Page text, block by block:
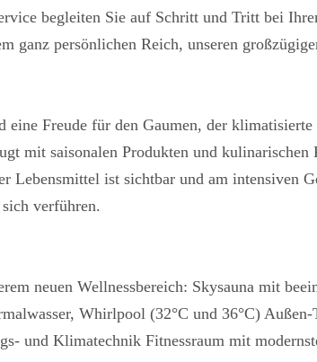
begleiten Sie auf Schritt und Tritt bei
ganz persönlichen Reich, unseren
eine Freude für den Gaumen, der
mit saisonalen Produkten und
Lebensmittel ist sichtbar und am intensiven
verführen.
neuen Wellnessbereich: Skysauna mit
Whirlpool (32°C und 36°C)
und Klimatechnik Fitnessraum mit